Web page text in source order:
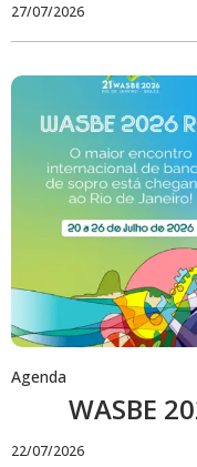
27/07/2026
Agenda
WASBE
22/07/2026